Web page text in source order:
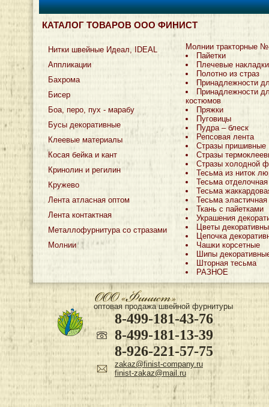
КАТАЛОГ ТОВАРОВ ООО ФИНИСТ
Нитки швейные Идеал, IDEAL
Аппликации
Бахрома
Бисер
Боа, перо, пух - марабу
Бусы декоративные
Клеевые материалы
Косая бейка и кант
Кринолин и регилин
Кружево
Лента атласная оптом
Лента контактная
Металлофурнитура со стразами
Молнии
Молнии тракторные
Пайетки
Плечевые накладки
Полотно из страз
Принадлежности
Принадлежности
костюмов
Пряжки
Пуговицы
Пудра – блеск
Репсовая лента
Стразы пришивные
Стразы
Стразы холодной
Тесьма из ниток
Тесьма отделочная
Тесьма
Тесьма эластичная
Ткань с пайетками
Украшения
Цветы
Цепочка
Чашки корсетные
Шипы
Шторная тесьма
РАЗНОЕ
оптовая продажа швейной фурнитуры
8-499-181-43-76
8-499-181-13-39
8-926-221-57-75
zakaz@finist-company.ru
finist-zakaz@mail.ru